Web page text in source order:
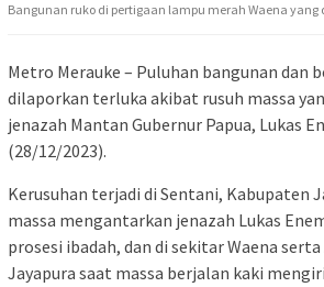
Bangunan ruko di pertigaan lampu merah Waena yang
Metro Merauke – Puluhan bangunan dan
dilaporkan terluka akibat rusuh massa
jenazah Mantan Gubernur Papua, Lukas
(28/12/2023).
Kerusuhan terjadi di Sentani, Kabupaten
massa mengantarkan jenazah Lukas
prosesi ibadah, dan di sekitar Waena
Jayapura saat massa berjalan kaki